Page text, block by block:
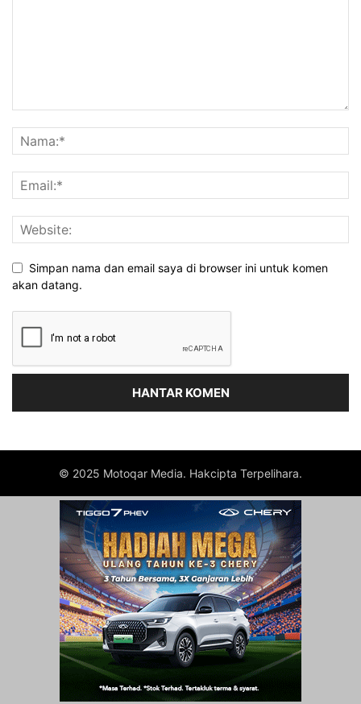
Simpan nama dan email saya di browser ini untuk komen
akan datang.
© 2025 Motoqar Media. Hakcipta Terpelihara.